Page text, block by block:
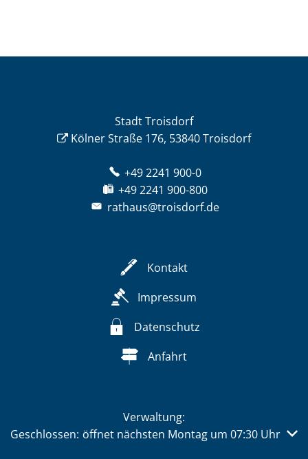
Stadt Troisdorf
Kölner Straße 176, 53840 Troisdorf
+49 2241 900-0
+49 2241 900-800
rathaus@troisdorf.de
Kontakt
Impressum
Datenschutz
Anfahrt
Verwaltung:
Klicken, um weitere Öffnungs- oder Schließzeiten
Geschlossen: öffnet nächsten Montag um 07:30 Uhr